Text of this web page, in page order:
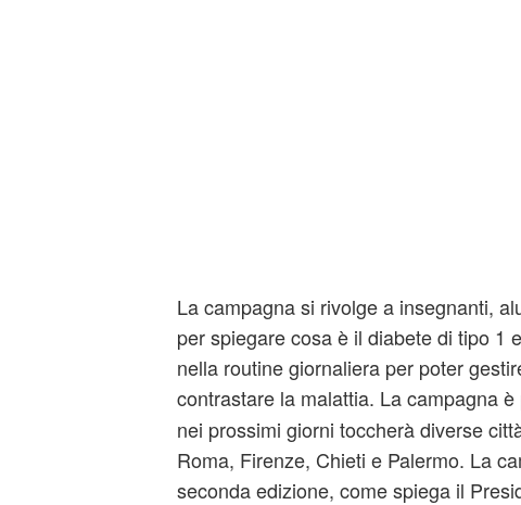
La campagna si rivolge a insegnanti,
per spiegare cosa è il diabete di tipo 1
nella routine giornaliera per poter
contrastare la malattia. La campagna
nei prossimi giorni toccherà diverse
Roma, Firenze, Chieti e Palermo. La
seconda edizione, come spiega il